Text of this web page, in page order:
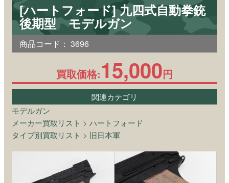
[ハートフォード] 九四式自動拳銃
後期型 モデルガン
商品コード： 3696
買取価格:15,000円
関連カテゴリ
モデルガン
メーカー買取リスト > ハートフォード
タイプ別買取リスト > 旧日本軍